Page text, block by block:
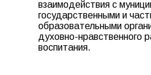
взаимодействия с
государственными и
образовательными
духовно-нравственного
воспитания.